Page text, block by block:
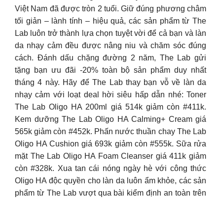
Việt Nam đã được tròn 2 tuổi. Giữ đúng phương châm
tối giản – lành tính – hiệu quả, các sản phẩm từ The
Lab luôn trở thành lựa chọn tuyệt vời để cả bạn và làn
da nhạy cảm đều được nâng niu và chăm sóc đúng
cách. ️Đánh dấu chặng đường 2 năm, The Lab gửi
tặng bạn ưu đãi -20% toàn bộ sản phẩm duy nhất
tháng 4 này. Hãy để The Lab thay bạn vỗ về làn da
nhạy cảm với loạt deal hời siêu hấp dẫn nhé: Toner
The Lab Oligo HA 200ml giá 514k giảm còn #411k.
Kem dưỡng The Lab Oligo HA Calming+ Cream giá
565k giảm còn #452k. Phấn nước thuần chay The Lab
Oligo HA Cushion giá 693k giảm còn #555k. Sữa rửa
mặt The Lab Oligo HA Foam Cleanser giá 411k giảm
còn #328k. Xua tan cái nóng ngày hè với công thức
Oligo HA độc quyền cho làn da luôn ẩm khỏe, các sản
phẩm từ The Lab vượt qua bài kiểm định an toàn trên